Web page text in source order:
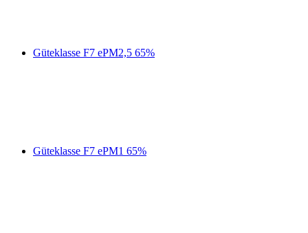
Güteklasse F7 ePM2,5 65%
Güteklasse F7 ePM1 65%